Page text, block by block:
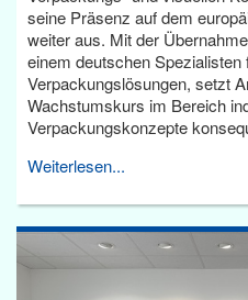
seine Präsenz auf dem
weiter aus. Mit der
einem deutschen
Verpackungslösungen, setzt
Wachstumskurs im Bereich
Verpackungskonzepte
Weiterlesen...